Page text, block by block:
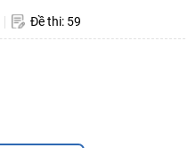
Đề thi: 59